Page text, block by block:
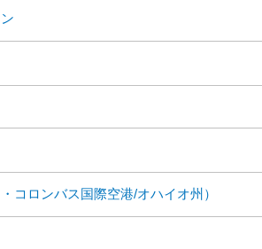
コロンバス国際空港/オハイオ州）